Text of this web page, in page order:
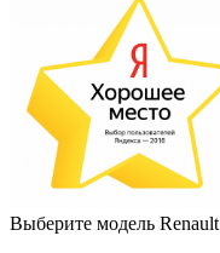
Выберите модель Renault